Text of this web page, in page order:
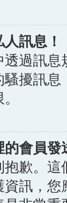
訊息！
過訊
擾訊
會員
歉。
訊，